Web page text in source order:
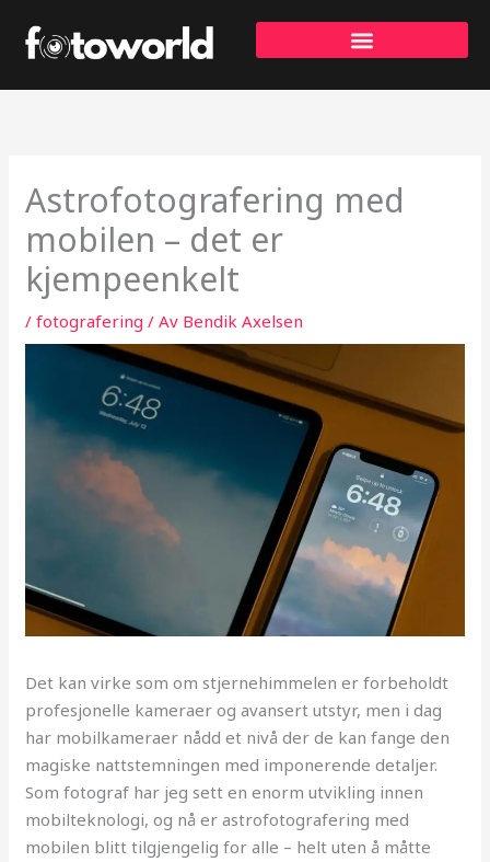
rett
innholdet
Astrofotografering med
mobilen – det er
kjempeenkelt
/fotografering / Av Bendik Axelsen
Det kan virke som om stjernehimmelen er forbeholdt
profesjonelle kameraer og avansert utstyr, men i dag
har mobilkameraer nådd et nivå der de kan fange den
magiske nattstemningen med imponerende detaljer.
Som fotograf har jeg sett en enorm utvikling innen
mobilteknologi, og nå er astrofotografering med
mobilen blitt tilgjengelig for alle – helt uten å måtte